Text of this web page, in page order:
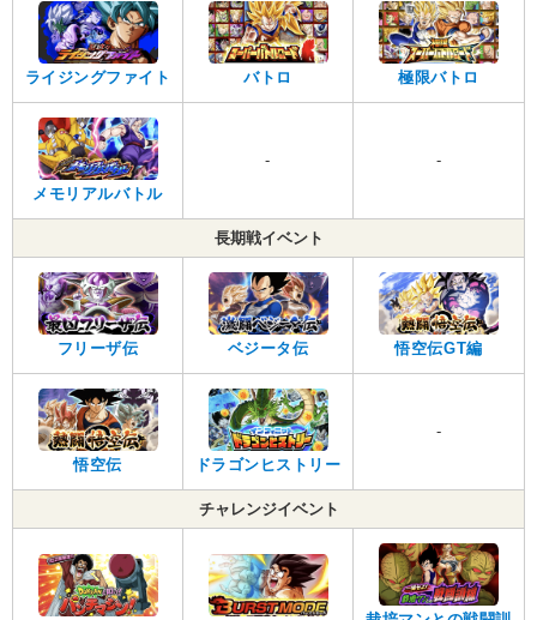
ライジングファイト バトロ 極限バトロ
メモリアルバトル
- -
長期戦イベント
フリーザ伝 ベジータ伝 悟空伝GT編
悟空伝 ドラゴンヒストリー
-
チャレンジイベント